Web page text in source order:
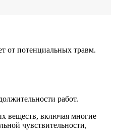
от потенциальных травм.
работ.
веществ, включая многие
чувствительности,